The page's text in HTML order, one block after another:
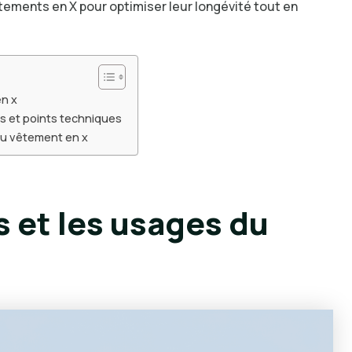
en X pour optimiser leur longévité tout en
x
et points techniques
vêtement en x
les usages du